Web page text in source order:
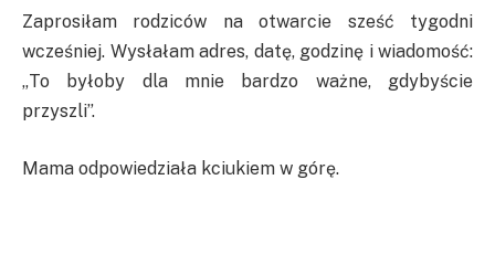
Zaprosiłam rodziców na otwarcie sześć tygodni
wcześniej. Wysłałam adres, datę, godzinę i wiadomość:
„To byłoby dla mnie bardzo ważne, gdybyście
przyszli”.
Mama odpowiedziała kciukiem w górę.